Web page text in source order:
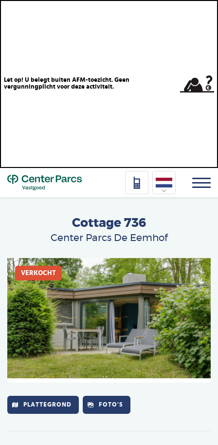
Let op! U belegt buiten AFM-toezicht. Geen
vergunningplicht voor deze activiteit.
Deutsch
Vlaams
Cottage 736
Center Parcs De Eemhof
VERKOCHT
Afbeelding
PLATTEGROND FOTO'S